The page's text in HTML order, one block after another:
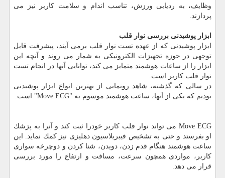
وظایف، به ردیابی ورزش، تناسب اندام و سلامت كاربر نیز می
پردازند.
ابزار پوشیدنی بررسی نوار قلب
ابزار پوشیدنی كه از عهده تست نوار قلب برمی آیند، پیشرفت قابل
توجهی در حوزه تجهیزات الكترونیكی به شمار می روند و آنچه این
ابزار را از ساعات هوشمند متمایز می كند، توانایی آنها در انجام تست
نوار قلب كاربر است.
در سالی كه گذشته، شاهد رونمایی از بهترین انواع ابزار پوشیدنی
بودیم كه یكی از آنها، ساعت هوشمند موسوم به "Move ECG" است.
Move ECG می تواند نوار قلب كاربر خودرا ثبت كند و آنرا به پزشك
او بفرستد و حتی به تشخیص فیبریلاسیون دهلیزی نیز كمك نماید. این
ساعت هوشمند هنگام قدم زدن، دویدن، شنا كردن و دوچرخه سواری
كاربر، مواردی همچون سرعت، مسافت و ارتفاع را مورد بررسی
قرار می دهد.